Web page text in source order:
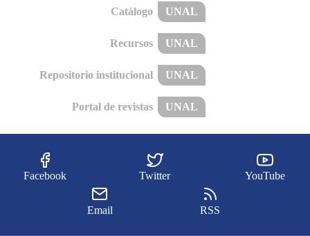
Catálogo UNAL
Recursos UNAL
Repositorio institucional UNAL
Portal de revistas UNAL
Facebook Twitter YouTube
Email RSS